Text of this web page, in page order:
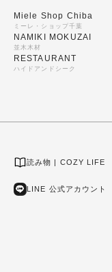
Miele Shop Chiba
ミーレ・ショップ千葉
NAMIKI MOKUZAI
並木木材
RESTAURANT
ハイドアンドシーク
読み物 | COZY LIFE
LINE 公式アカウント